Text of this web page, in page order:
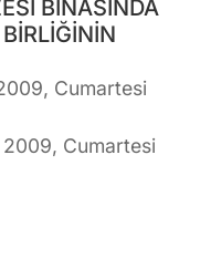
BİNASINDA
Cumartesi
2009, Cumartesi